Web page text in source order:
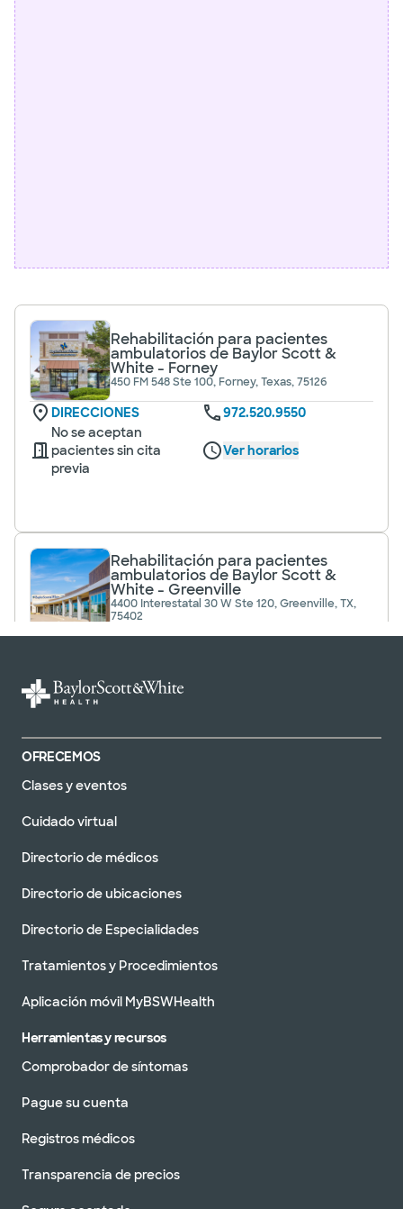
Rehabilitación para pacientes
ambulatorios de Baylor Scott &
White - Forney
450 FM 548 Ste 100, Forney, Texas, 75126
DIRECCIONES
972.520.9550
No se aceptan
pacientes sin cita
previa
Ver horarios
Rehabilitación para pacientes
ambulatorios de Baylor Scott &
White - Greenville
4400 Interestatal 30 W Ste 120, Greenville, TX,
75402
DIRECCIONES
972.520.9660
pacientes sin cita
previa
Rehabilitación para pacientes
White - Rowlett
No se aceptan
previa
OFRECEMOS
Clases y eventos
Cuidado virtual
Directorio de médicos
Directorio de ubicaciones
Directorio de Especialidades
Tratamientos y Procedimientos
Aplicación móvil MyBSWHealth
Herramientas y recursos
Comprobador de síntomas
Pague su cuenta
Registros médicos
Transparencia de precios